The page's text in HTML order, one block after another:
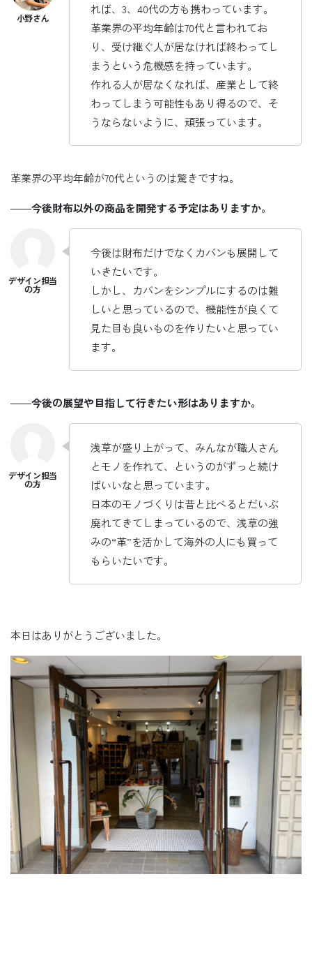
れば、3、40代の方も携わっています。
革業界の平均年齢は70代と言われてお
り、受け継ぐ人が居なければ終わってし
まうという危機感を持っています。
作れる人が居なくなれば、産業として終
わってしまう可能性もあり得るので、そ
うならないように、頑張っています。
革業界の平均年齢が70代というのは驚きですね。
――今後財布以外の商品を開発する予定はありますか。
今後は財布だけでなくカバンも展開して
いきたいです。
しかし、カバンをシンプルにするのは難
しいと思っているので、機能性が良くて
見た目も良いものを作りたいと思ってい
ます。
――今後の展望や目指して行きたい形はありますか。
浅草が盛り上がって、みんなが職人さん
とモノを作れて、というのがずっと続け
ばいいなと思っています。
日本のモノづくりは昔と比べるとだいぶ
廃れてきてしまっているので、浅草の強
みの“革”を活かして海外の人にも買って
もらいたいです。
本日はありがとうございました。